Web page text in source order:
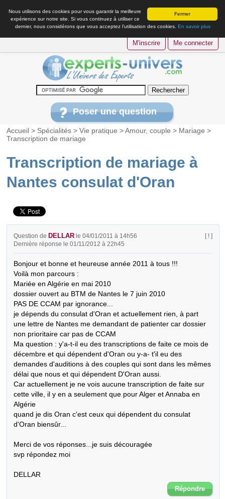
Fermer
Nous utilisons des cookies pour vous garantir la meilleure
expérience sur notre site. Si vous continuez à utiliser ce
dernier, nous considérons que vous acceptez l’utilisation des cookies. En savoir plus
M'inscrire Me connecter
Poser une question
Accueil > Spécialités >Vie pratique >Amour, couple > Mariage >
Transcription de mariage
Transcription de mariage à
Nantes consulat d'Oran
Question de DELLAR le 04/01/2011 à 14h56
Dernière réponse le 01/11/2012 à 22h45
[ ! ]
Bonjour et bonne et heureuse année 2011 à tous !!!
Voilà mon parcours :
Mariée en Algérie en mai 2010
dossier ouvert au BTM de Nantes le 7 juin 2010
PAS DE CCAM par ignorance...
je dépends du consulat d'Oran et actuellement rien, à part
une lettre de Nantes me demandant de patienter car dossier
non prioritaire car pas de CCAM
Ma question : y'a-t-il eu des transcriptions de faite ce mois de
décembre et qui dépendent d'Oran ou y-a- t'il eu des
demandes d'auditions à des couples qui sont dans les mêmes
délai que nous et qui dépendent D'Oran aussi.
Car actuellement je ne vois aucune transcription de faite sur
cette ville, il y en a seulement que pour Alger et Annaba en
Algérie
quand je dis Oran c'est ceux qui dépendent du consulat
d'Oran biensûr...
Merci de vos réponses...je suis découragée
svp répondez moi
DELLAR
Répondre